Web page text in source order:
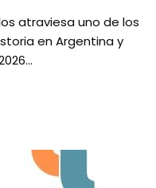
atraviesa uno de los
en Argentina y